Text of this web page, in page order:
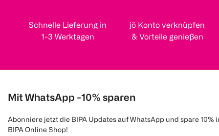
Schnelle Lieferung in
1-3 Werktagen
jö Konto verknüpfen
& Vorteile genießen
Mit WhatsApp -10% sparen
Abonniere jetzt die BIPA Updates auf WhatsApp und spare 10%
BIPA Online Shop!